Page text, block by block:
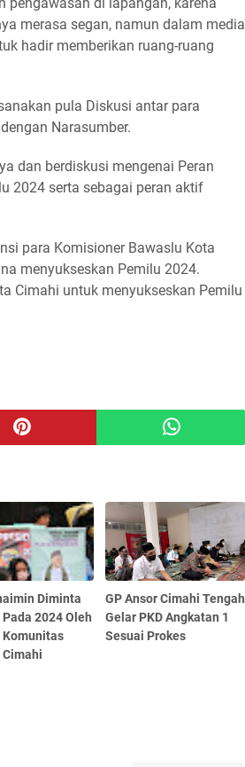
merasa segan, namun dalam media
hadir memberikan ruang-ruang
pula Diskusi antar para
Narasumber.
dan berdiskusi mengenai Peran
2024 serta sebagai peran aktif
para Komisioner Bawaslu Kota
menyukseskan Pemilu 2024.
Cimahi untuk menyukseskan Pemilu
Diminta
2024 Oleh
Komunitas
Cimahi
GP Ansor Cimahi Tengah
Gelar PKD Angkatan 1
Sesuai Prokes